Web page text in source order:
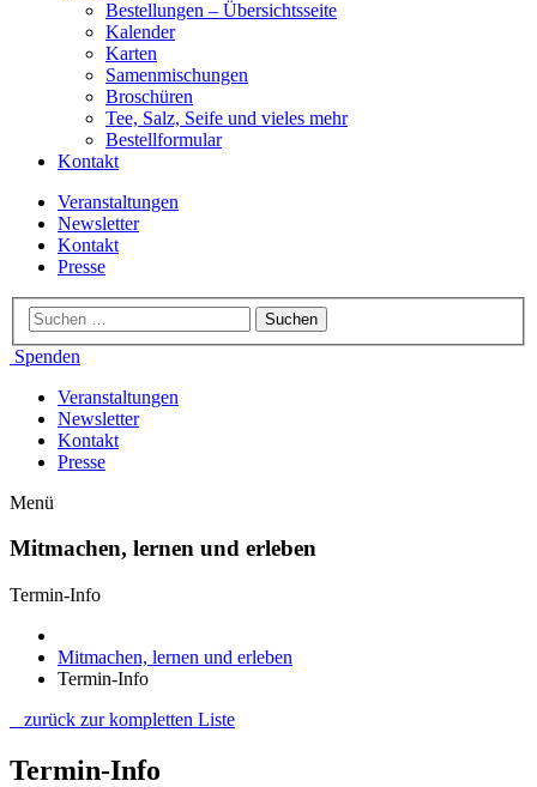
Bestellungen – Übersichtsseite
Kalender
Karten
Samenmischungen
Broschüren
Tee, Salz, Seife und vieles mehr
Bestellformular
Kontakt
Veranstaltungen
Newsletter
Kontakt
Presse
Spenden
Veranstaltungen
Newsletter
Kontakt
Presse
Menü
Mitmachen, lernen und erleben
Termin-Info
Mitmachen, lernen und erleben
Termin-Info
zurück zur kompletten Liste
Termin-Info